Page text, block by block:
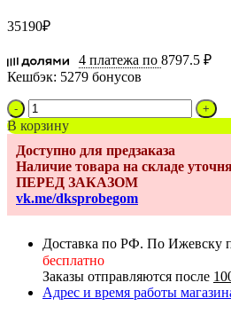
35190₽
4 платежа по 8797.5 ₽
Кешбэк: 5279 бонусов
Количество
товара
Кроватка-
стульчик
Chicco
Baby
Hug
Pro,
Grey
(Серый)
В корзину
Доступно для предзаказа
Наличие товара на складе
ПЕРЕД ЗАКАЗОМ
vk.me/dksprobegom
Доставка по РФ. По Ижевску
бесплатно
Заказы отправляются после
Адрес и время работы